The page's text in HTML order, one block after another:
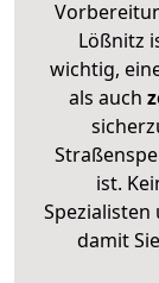
Lößnitz
wichtig,
als auch
ist.
damit